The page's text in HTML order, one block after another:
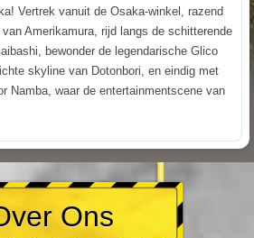
Vertrek vanuit de Osaka-winkel, razend
Amerikamura, rijd langs de schitterende
bewonder de legendarische Glico
skyline van Dotonbori, en eindig met
Namba, waar de entertainmentscene van
Ons